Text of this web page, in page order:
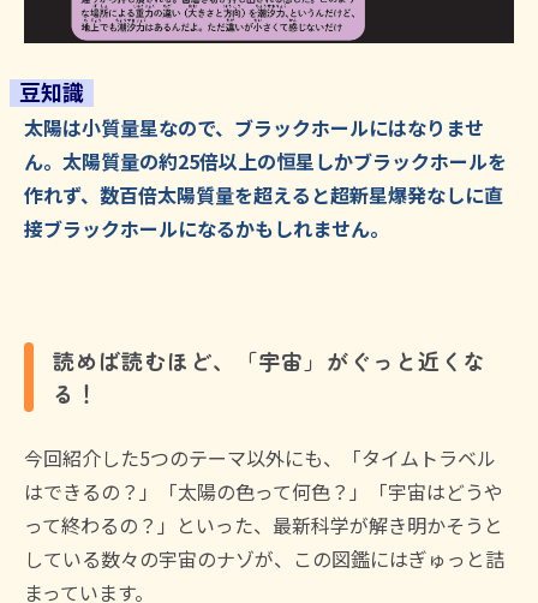
豆知識
太陽は小質量星なので、ブラックホールにはなりませ
ん。太陽質量の約25倍以上の恒星しかブラックホールを
作れず、数百倍太陽質量を超えると超新星爆発なしに直
接ブラックホールになるかもしれません。
読めば読むほど、「宇宙」がぐっと近くな
る！
今回紹介した5つのテーマ以外にも、「タイムトラベル
はできるの？」「太陽の色って何色？」「宇宙はどうや
って終わるの？」といった、最新科学が解き明かそうと
している数々の宇宙のナゾが、この図鑑にはぎゅっと詰
まっています。